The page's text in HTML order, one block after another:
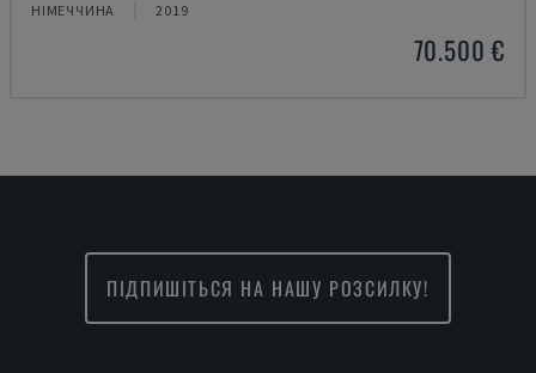
НІМЕЧЧИНА 2019
70.500 €
ПІДПИШІТЬСЯ НА НАШУ РОЗСИЛКУ!